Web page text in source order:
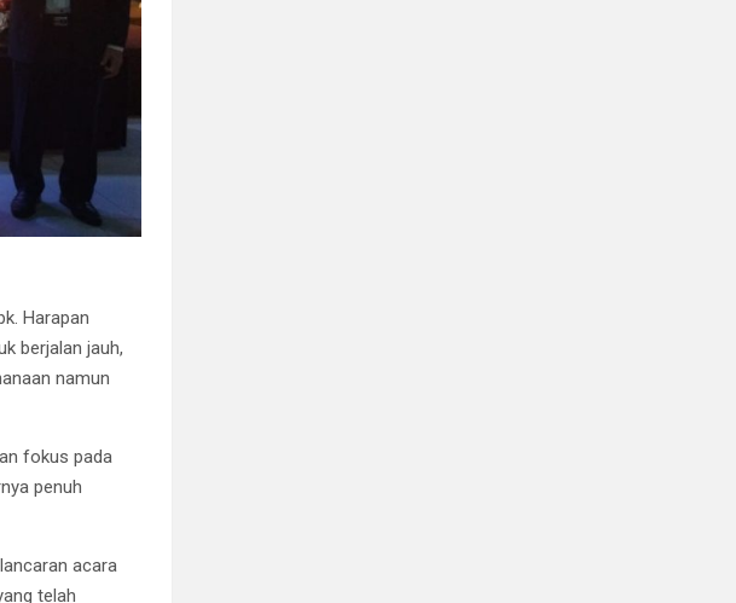
Harapan
berjalan jauh,
namun
fokus pada
penuh
acara
telah